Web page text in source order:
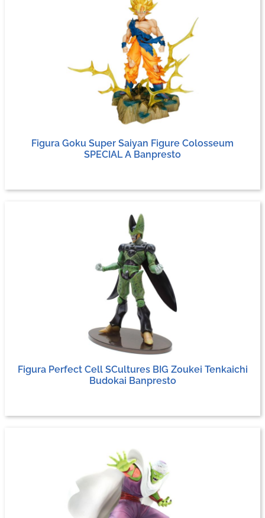
Figura Goku Super Saiyan Figure Colosseum
SPECIAL A Banpresto
Figura Perfect Cell SCultures BIG Zoukei Tenkaichi
Budokai Banpresto